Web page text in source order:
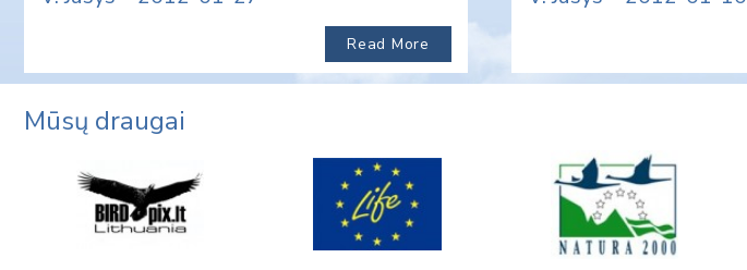
Read More
Mūsų draugai